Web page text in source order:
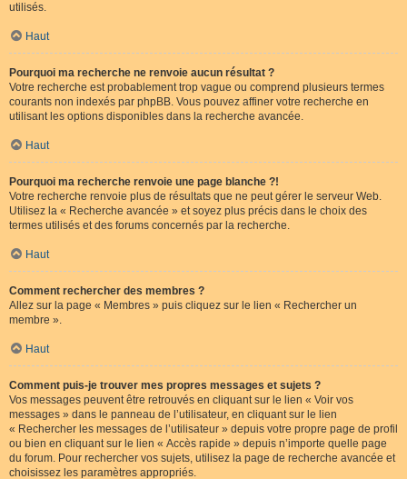
utilisés.
Haut
Pourquoi ma recherche ne renvoie aucun résultat ?
Votre recherche est probablement trop vague ou comprend plusieurs termes
courants non indexés par phpBB. Vous pouvez affiner votre recherche en
utilisant les options disponibles dans la recherche avancée.
Haut
Pourquoi ma recherche renvoie une page blanche ?!
Votre recherche renvoie plus de résultats que ne peut gérer le serveur Web.
Utilisez la « Recherche avancée » et soyez plus précis dans le choix des
termes utilisés et des forums concernés par la recherche.
Haut
Comment rechercher des membres ?
Allez sur la page « Membres » puis cliquez sur le lien « Rechercher un
membre ».
Haut
Comment puis-je trouver mes propres messages et sujets ?
Vos messages peuvent être retrouvés en cliquant sur le lien « Voir vos
messages » dans le panneau de l’utilisateur, en cliquant sur le lien
« Rechercher les messages de l’utilisateur » depuis votre propre page de profil
ou bien en cliquant sur le lien « Accès rapide » depuis n’importe quelle page
du forum. Pour rechercher vos sujets, utilisez la page de recherche avancée et
choisissez les paramètres appropriés.